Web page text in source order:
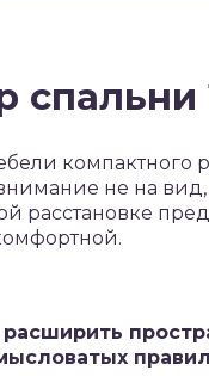
спальни
компактного
не на
расстановке